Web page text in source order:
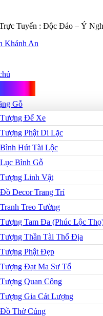
Tuyến : Độc Đáo – Ý
Gỗ
Tượng Để Xe
Tượng Phật Di Lặc
Bình Hút Tài Lộc
Lục Bình Gỗ
Tượng Linh Vật
Đồ Decor Trang Trí
Tranh Treo Tường
Tượng Tam Đa (Phúc Lộc
Tượng Thần Tài Thổ Địa
Tượng Phật Đẹp
Tượng Đạt Ma Sư Tổ
Tượng Quan Công
Tượng Gia Cát Lượng
Đồ Thờ Cúng